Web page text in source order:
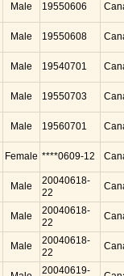
Male 19550606
Male 19550608
Male 19540701
Male 19550703
Male 19560701
Female ****0609-12
Male
20040618-
22
Male
20040618-
22
Male
20040618-
22
20040619-